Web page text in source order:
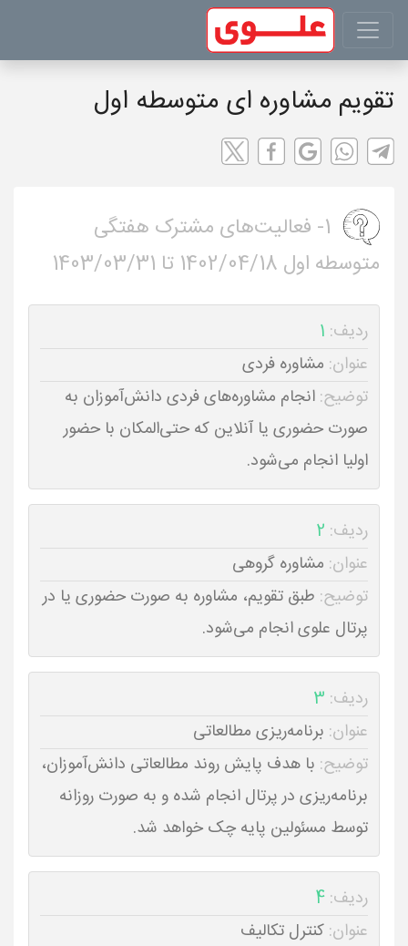
تقویم مشاوره ای متوسطه اول
1- فعالیت‌های مشترک هفتگی
متوسطه اول 1402/04/18 تا 1403/03/31
ردیف: 1
عنوان: مشاوره فردی
توضیح: انجام مشاوره‌های فردی دانش‌آموزان به
صورت حضوری یا آنلاین که حتی‌المکان با حضور
اولیا انجام می‌شود.
ردیف: 2
عنوان: مشاوره گروهی
توضیح: طبق تقویم، مشاوره به صورت حضوری یا در
پرتال علوی انجام می‌شود.
ردیف: 3
عنوان: برنامه‌ریزی مطالعاتی
توضیح: با هدف پایش روند مطالعاتی دانش‌آموزان،
برنامه‌ریزی در پرتال انجام شده و به صورت روزانه
توسط مسئولین پایه چک خواهد شد.
ردیف: 4
عنوان: کنترل تکالیف